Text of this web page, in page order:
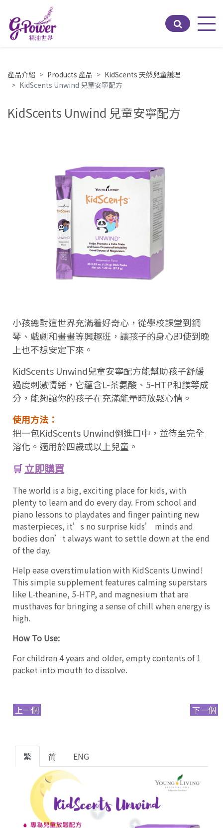
產品介紹 Products 產品
KidScents 天然兒童護理
KidScents Unwind 兒童安寧配方
KidScents Unwind 兒童安寧配方
小孩總對這世界充滿着好奇心，從學校課堂到鋼
琴、戲劇和畫畫等興趣班，讓孩子的身心即使到晚
上也不想安定下來。
KidScents Unwind兒童安寧配方能幫助孩子舒緩
過度刺激情緒，它蘊含L-茶氨酸、5-HTP和鎂等成
分，能夠讓你的孩子在充滿能量時放鬆心情。
使用方法：
把一包KidScents Unwind倒進口中，並待至完全
溶化。適用於四歲或以上兒童。
🛒立即購買
The world is a big, exciting place for kids, with
plenty to learn and do every day. From school and
piano lessons to playdates and finger painting new
masterpieces, it’s no surprise kids’ minds and
bodies don’t always want to settle down at the end
of the day.
Help ease overstimulation with KidScents Unwind!
This simple supplement features calming superstars
like L-theanine, 5-HTP, and magnesium that are
musthaves for bringing a sense of chill when energy is
high.
How To Use:
For children 4 years and older, empty contents of 1
packet into mouth to dissolve.
上一個 下一個
繁 简 ENG